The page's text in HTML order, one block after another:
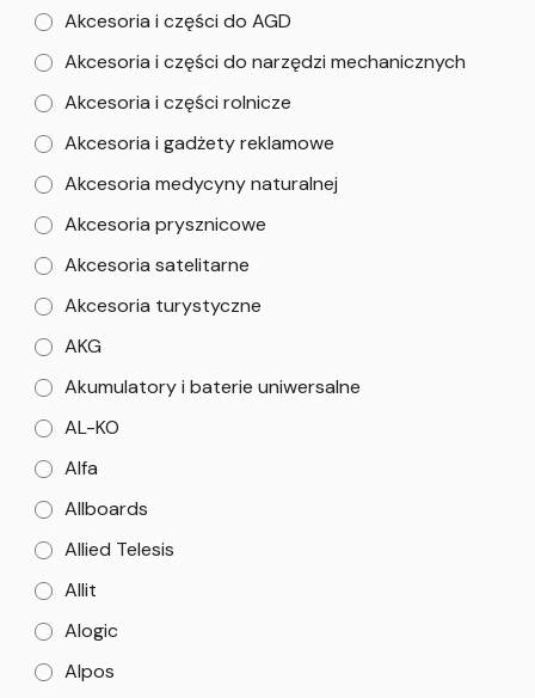
Akcesoria i części do AGD
Akcesoria i części do narzędzi mechanicznych
Akcesoria i części rolnicze
Akcesoria i gadżety reklamowe
Akcesoria medycyny naturalnej
Akcesoria prysznicowe
Akcesoria satelitarne
Akcesoria turystyczne
AKG
Akumulatory i baterie uniwersalne
AL-KO
Alfa
Allboards
Allied Telesis
Allit
Alogic
Alpos